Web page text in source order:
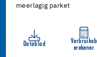
meerlagig parket
Datablad
Verbruiksb
erekener